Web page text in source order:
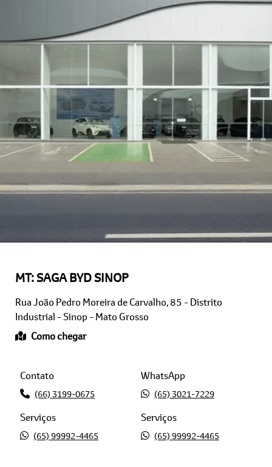
Rua João Pedro Moreira de Carvalho, 85 - Distrito
Industrial - Sinop - Mato Grosso
Como chegar
(66) 3199-0675 (65) 3021-7229
Serviços
(65) 99992-4465
Serviços
(65) 99992-4465